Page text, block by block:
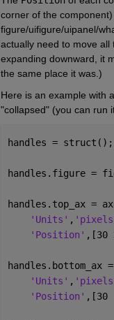
corner of the
figure/uifigure/uipanel/
actually need to move
expanding downward, it
the same place it was.)
Here is an example with
"collapsed" (you can run
handles = struct();
handles.figure =
handles.top_ax =
'Units' ,
'Position' ,[30
handles.bottom_ax
'Units' ,
'Position' ,[30